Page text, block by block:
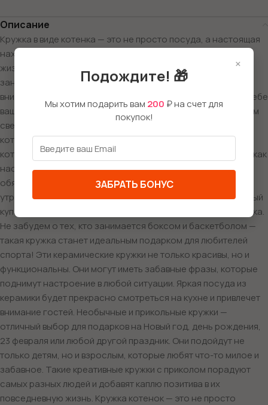
Описание
Кружка в виде котенка — это не просто посуда, а настоящая
находка для спортсменов и любителей активного образа
жизни! Яркие и забавные дизайны с котятами,
занимающимися различными видами спорта, привлекают
внимание и создают отличное настроение. Представьте себе
вашу любимую кружку котенка-хоккеиста, готового к новым
свершениям на льду, или милого котенка-футболиста,
который с азартом гоняет мяч. Не обходим вниманием и
котенка-сноубордиста, парящего по снежным склонам. А как
насчет котенка на скутере или скейте? Эти кружки
обязательно порадуют всех любителей экстрима! Каждое
утро можно начинать с веселого взгляда на котика, который
купается в чаше, или же на увлеченного велогонщика-котика.
Не забудем о тех, кто занимается боксом и баскетболом —
такая кружка станет идеальным подарком для любителей
спорта! Эти керамические кружки не только красивы, но и
функциональны. Они могут иметь забавные фразы, которые
поднимут настроение в любой ситуации. Яркая посуда из
керамики будет прекрасно смотреться на кухне и привлечет
внимание гостей. Необычные и прикольные кружки —
отличный выбор для подарков на Новый год, день рождения,
23 февраля или любой другой праздник. Они подойдут не
только детям, но и взрослым, которые любят что-то милое и
забавное. Такие креативные кружки с приколом порадуют
самых разных людей и добавят каплю позитива в их
повседневную жизнь. Кружка котенок — это не просто
×
Подождите! 🎁
Мы хотим подарить вам 200 ₽ на счет для
покупок!
ЗАБРАТЬ БОНУС